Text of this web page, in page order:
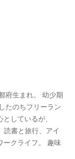
府生まれ。 幼少期
たのちフリーラン
しているが、
読書と旅行、アイ
ークライフ。 趣味